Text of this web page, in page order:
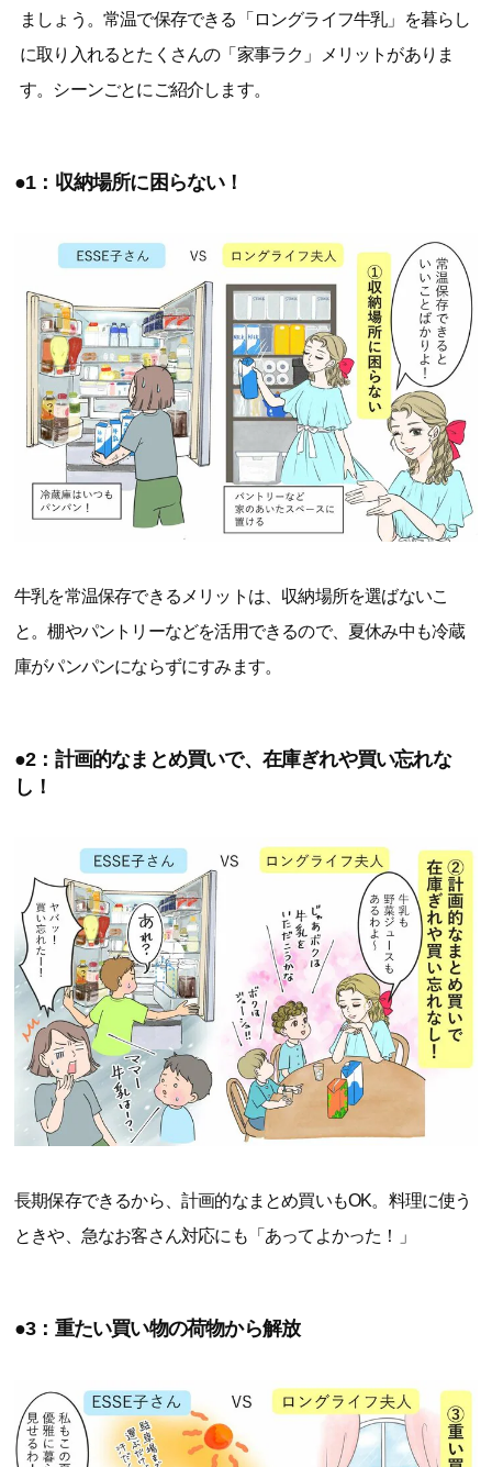
ましょう。常温で保存できる「ロングライフ牛乳」を暮らし
に取り入れるとたくさんの「家事ラク」メリットがありま
す。シーンごとにご紹介します。
●1：収納場所に困らない！
牛乳を常温保存できるメリットは、収納場所を選ばないこ
と。棚やパントリーなどを活用できるので、夏休み中も冷蔵
庫がパンパンにならずにすみます。
●2：計画的なまとめ買いで、在庫ぎれや買い忘れな
し！
長期保存できるから、計画的なまとめ買いもOK。料理に使う
ときや、急なお客さん対応にも「あってよかった！」
●3：重たい買い物の荷物から解放